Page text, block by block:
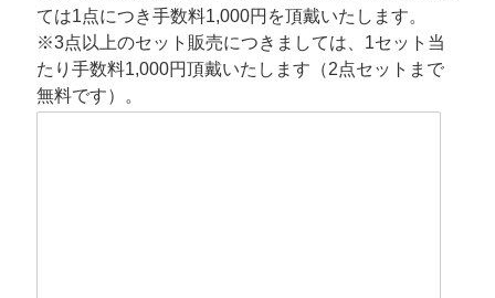
ては1点につき手数料1,000円を頂戴いたします。
※3点以上のセット販売につきましては、1セット当
たり手数料1,000円頂戴いたします（2点セットまで
無料です）。